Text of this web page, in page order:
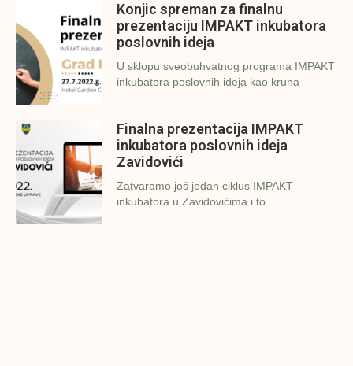
Konjic spreman za finalnu
prezentaciju IMPAKT inkubatora
poslovnih ideja
U sklopu sveobuhvatnog programa IMPAKT
inkubatora poslovnih ideja kao kruna
Finalna prezentacija IMPAKT
inkubatora poslovnih ideja
Zavidovići
Zatvaramo još jedan ciklus IMPAKT
inkubatora u Zavidovićima i to